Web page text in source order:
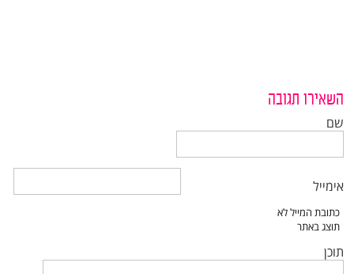
השאירו תגובה
שם
אימייל
תוכן